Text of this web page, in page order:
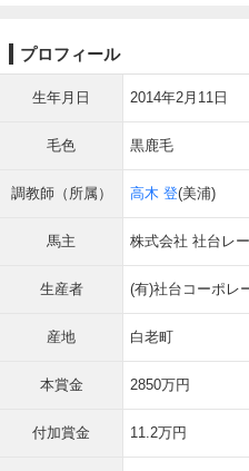
プロフィール
生年月日 2014年2月11日
毛色 黒鹿毛
調教師（所属） 高木 登(美浦)
馬主 株式会社 社台レ
生産者 (有)社台コーポレ
産地 白老町
本賞金 2850万円
付加賞金 11.2万円